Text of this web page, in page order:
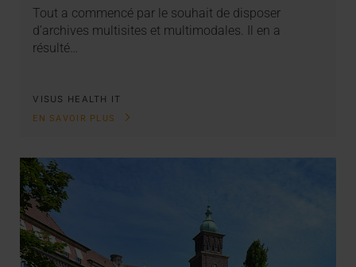
Tout a commencé par le souhait de disposer
d’archives multisites et multimodales. Il en a
résulté…
VISUS HEALTH IT
EN SAVOIR PLUS